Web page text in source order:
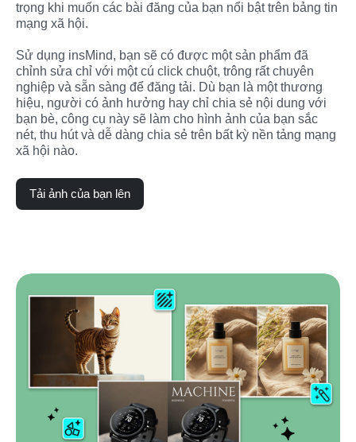
trọng khi muốn các bài đăng của bạn nổi bật trên bảng tin
mạng xã hội.
Sử dụng insMind, bạn sẽ có được một sản phẩm đã
chỉnh sửa chỉ với một cú click chuột, trông rất chuyên
nghiệp và sẵn sàng để đăng tải. Dù bạn là một thương
hiệu, người có ảnh hưởng hay chỉ chia sẻ nội dung với
bạn bè, công cụ này sẽ làm cho hình ảnh của bạn sắc
nét, thu hút và dễ dàng chia sẻ trên bất kỳ nền tảng mạng
xã hội nào.
Tải ảnh của bạn lên